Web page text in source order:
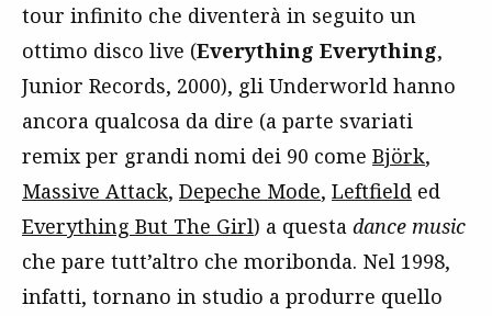
tour infinito che diventerà in seguito un
ottimo disco live (Everything Everything,
Junior Records, 2000), gli Underworld hanno
ancora qualcosa da dire (a parte svariati
remix per grandi nomi dei 90 come Björk,
Massive Attack, Depeche Mode, Leftfield ed
Everything But The Girl) a questa dance music
che pare tutt’altro che moribonda. Nel 1998,
infatti, tornano in studio a produrre quello